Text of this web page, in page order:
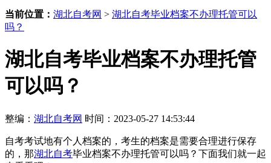
当前位置： 湖北自考网 > 湖北自考毕业档案不办理托管可以
吗？
湖北自考毕业档案不办理托管
可以吗？
整编： 湖北自考网 时间：2023-05-27 14:53:44
自考考试地有个人档案的，考生的档案是需要合理进行保存
的，那湖北自考毕业档案不办理托管可以吗？下面我们就一起